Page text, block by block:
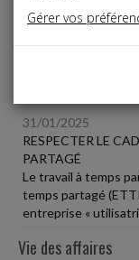
Liste des
31/01/2025
RESPECTER LE
PARTAGÉ
Le travail à temps
temps partagé
entreprise «
Vie des affaires
Gérer vos